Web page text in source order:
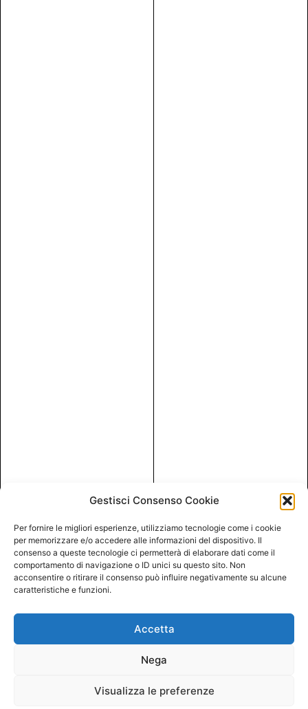
Gestisci Consenso Cookie
Per fornire le migliori esperienze, utilizziamo tecnologie come i cookie
per memorizzare e/o accedere alle informazioni del dispositivo. Il
consenso a queste tecnologie ci permetterà di elaborare dati come il
comportamento di navigazione o ID unici su questo sito. Non
acconsentire o ritirare il consenso può influire negativamente su alcune
caratteristiche e funzioni.
Accetta
Nega
Visualizza le preferenze